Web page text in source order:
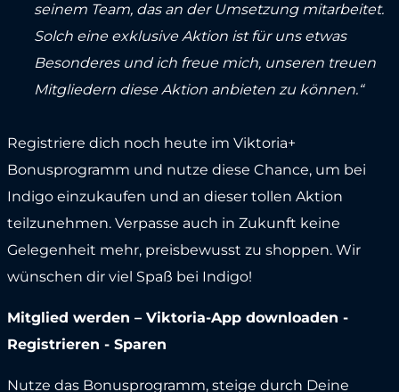
seinem Team, das an der Umsetzung mitarbeitet.
Solch eine exklusive Aktion ist für uns etwas
Besonderes und ich freue mich, unseren treuen
Mitgliedern diese Aktion anbieten zu können.“
Registriere dich noch heute im Viktoria+
Bonusprogramm und nutze diese Chance, um bei
Indigo einzukaufen und an dieser tollen Aktion
teilzunehmen. Verpasse auch in Zukunft keine
Gelegenheit mehr, preisbewusst zu shoppen. Wir
wünschen dir viel Spaß bei Indigo!
Mitglied werden – Viktoria-App downloaden -
Registrieren - Sparen
Nutze das Bonusprogramm, steige durch Deine